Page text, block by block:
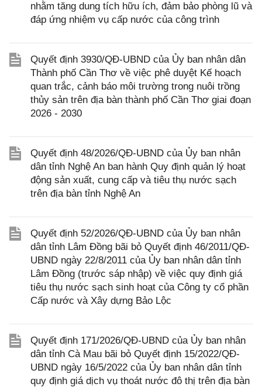
nhằm tăng dung tích hữu ích, đảm bảo phòng lũ và
đáp ứng nhiệm vụ cấp nước của công trình
Quyết định 3930/QĐ-UBND của Ủy ban nhân dân
Thành phố Cần Thơ về việc phê duyệt Kế hoạch
quan trắc, cảnh báo môi trường trong nuôi trồng
thủy sản trên địa bàn thành phố Cần Thơ giai đoạn
2026 - 2030
Quyết định 48/2026/QĐ-UBND của Ủy ban nhân
dân tỉnh Nghệ An ban hành Quy định quản lý hoạt
động sản xuất, cung cấp và tiêu thụ nước sạch
trên địa bàn tỉnh Nghệ An
Quyết định 52/2026/QĐ-UBND của Ủy ban nhân
dân tỉnh Lâm Đồng bãi bỏ Quyết định 46/2011/QĐ-
UBND ngày 22/8/2011 của Ủy ban nhân dân tỉnh
Lâm Đồng (trước sáp nhập) về việc quy định giá
tiêu thụ nước sạch sinh hoạt của Công ty cổ phần
Cấp nước và Xây dựng Bảo Lộc
Quyết định 171/2026/QĐ-UBND của Ủy ban nhân
dân tỉnh Cà Mau bãi bỏ Quyết định 15/2022/QĐ-
UBND ngày 16/5/2022 của Ủy ban nhân dân tỉnh
quy định giá dịch vụ thoát nước đô thị trên địa bàn